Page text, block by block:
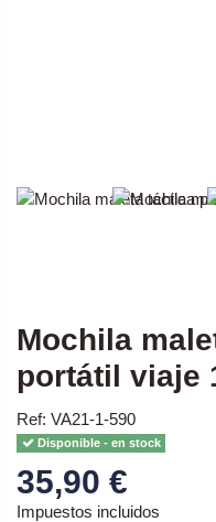
Mochila
portátil viaje
Ref: VA21-1-590
Disponible - en stock
35,90 €
Impuestos incluidos